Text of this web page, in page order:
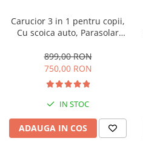
Carucior 3 in 1 pentru copii,
Cu scoica auto, Parasolar
Ultrapliabil, Aprobat pentru
transport avion, Maner
telescopic si reversibil, Pozitie
de somn, Negru
899,00 RON
750,00 RON
IN STOC
ADAUGA IN COS